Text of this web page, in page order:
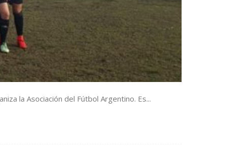
la Asociación del Fútbol Argentino. Es...